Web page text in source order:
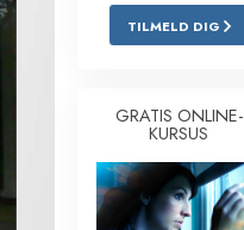
Løsninger til stoffer
Redskaber til arbejdspladsen
Etik og tilstandene
TILMELD DIG
GRATIS ONLINE-
KURSUS